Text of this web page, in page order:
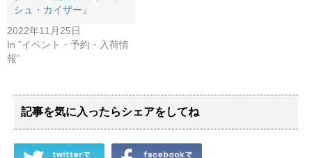
シュ・カイザー』
2022年11月25日
In "イベント・予約・入荷情
報"
記事を気に入ったらシェアをしてね